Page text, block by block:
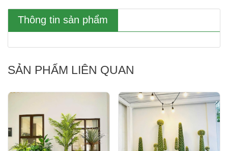
Thông tin sản phẩm
SẢN PHẨM LIÊN QUAN